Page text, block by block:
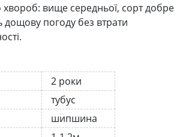
хвороб: вище середньої, сорт добре
дощову погоду без втрати
2 роки
тубус
шипшина